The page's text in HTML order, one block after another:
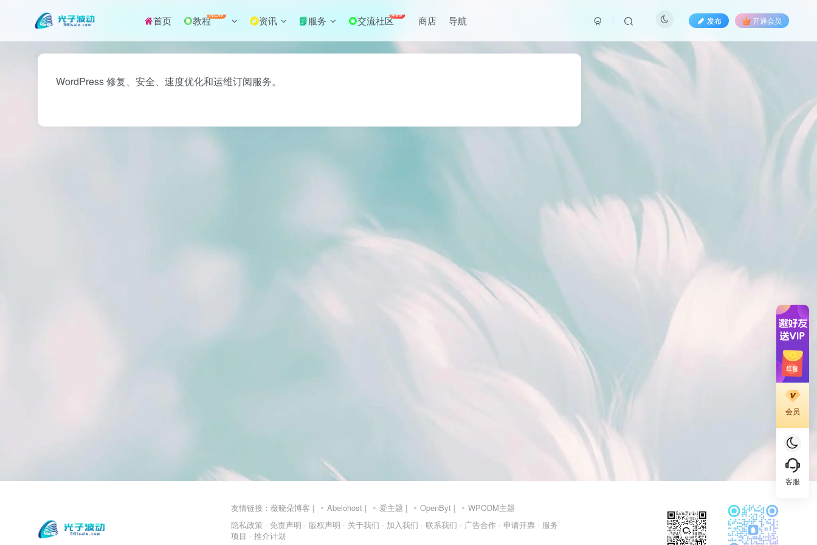
首页 教程NEW 资讯 服务 交流社区+99 商店 导航 发布 开通会员
WordPress 修复、安全、速度优化和运维订阅服务。
友情链接： 薇晓朵博客 | Abelohost | 爱主题 | OpenByt |
WPCOM主题
隐私政策 · 免责声明 · 版权声明 · 关于我们 · 加入我们 · 联系我们 · 广告合作 · 申请开票 · 服务
项目 · 推介计划
会员
客服